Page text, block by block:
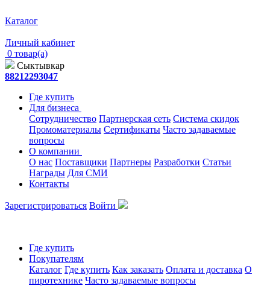
Каталог
Личный кабинет
0 товар(а)
Сыктывкар
88212293047
Где купить
Для бизнеса
Сотрудничество Партнерская сеть Система скидок
Промоматериалы Сертификаты Часто задаваемые
вопросы
О компании
О нас Поставщики Партнеры Разработки Статьи
Награды Для СМИ
Контакты
Зарегистрироваться Войти
Где купить
Покупателям
Каталог Где купить Как заказать Оплата и доставка О
пиротехнике Часто задаваемые вопросы